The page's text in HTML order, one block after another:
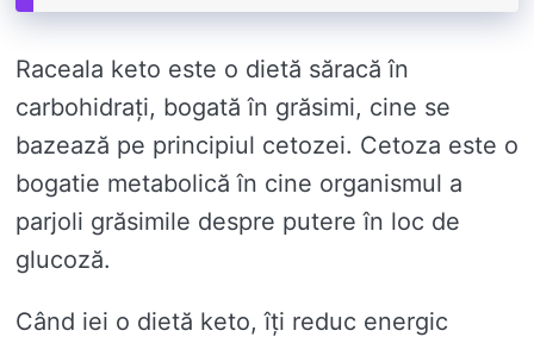
Raceala keto este o dietă săracă în
carbohidrați, bogată în grăsimi, cine se
bazează pe principiul cetozei. Cetoza este o
bogatie metabolică în cine organismul a
parjoli grăsimile despre putere în loc de
glucoză.
Când iei o dietă keto, îți reduc energic